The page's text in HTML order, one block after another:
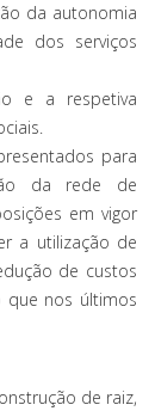
da autonomia
dos serviços
e a respetiva
para
da rede de
em vigor
a utilização de
de custos
que nos últimos
de raiz,